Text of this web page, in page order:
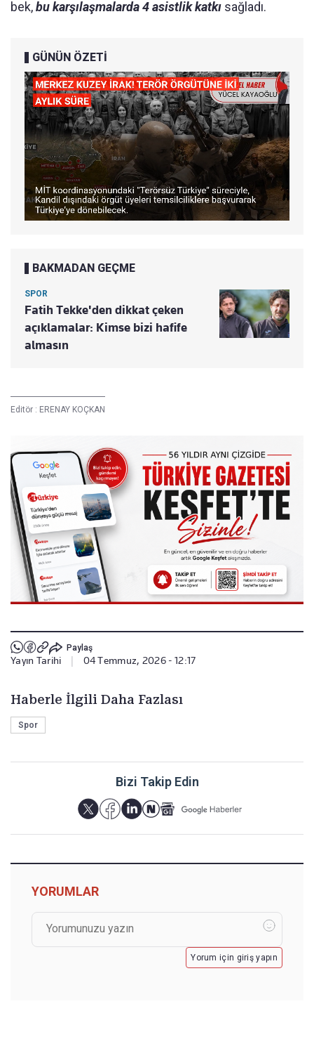
bek,bu karşılaşmalarda 4 asistlik katkı sağladı.
GÜNÜN ÖZETİ
BAKMADAN GEÇME
SPOR
Fatih Tekke'den dikkat çeken
açıklamalar: Kimse bizi hafife
almasın
Editör : ERENAY KOÇKAN
Paylaş
Yayın Tarihi 04 Temmuz, 2026 - 12:17
Haberle İlgili Daha Fazlası
Spor
Bizi Takip Edin
YORUMLAR
Yorum için giriş yapın